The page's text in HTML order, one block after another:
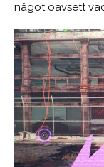
något oavsett